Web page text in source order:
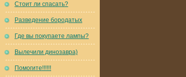
Стоит ли спасать?
Разведение бородатых
Где вы покупаете лампы?
Вылечили динозавра)
Помогите!!!!!!